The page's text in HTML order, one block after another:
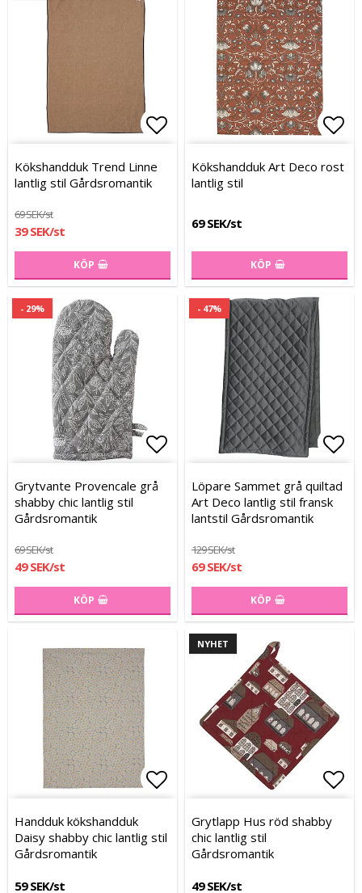
Lägg till i favoritlistan
Lägg till i favoritlistan
Kökshandduk Trend Linne
lantlig stil Gårdsromantik
69 SEK/st
39 SEK/st
KÖP
Kökshandduk Art Deco rost
lantlig stil
69 SEK/st
KÖP
- 29%
Lägg till i favoritlistan
Lägg till i favoritlistan
Grytvante Provencale grå
shabby chic lantlig stil
Gårdsromantik
69 SEK/st
49 SEK/st
KÖP
- 47%
Löpare Sammet grå quiltad
Art Deco lantlig stil fransk
lantstil Gårdsromantik
129 SEK/st
69 SEK/st
KÖP
Lägg till i favoritlistan
Lägg till i favoritlistan
Handduk kökshandduk
Daisy shabby chic lantlig stil
Gårdsromantik
59 SEK/st
NYHET
Grytlapp Hus röd shabby
chic lantlig stil
Gårdsromantik
49 SEK/st